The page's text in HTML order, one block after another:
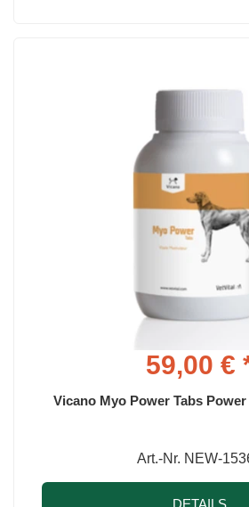
59,00 €
Vicano Myo Power Tabs
Art.-Nr. NEW-
DETAILS